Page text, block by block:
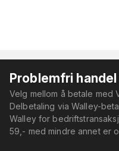
Problemfri handel
Velg mellom å betale med
Delbetaling via Walley-
Walley for
59,- med mindre annet er